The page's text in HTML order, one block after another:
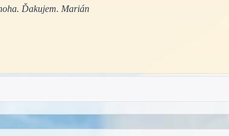
Ďakujem. Marián